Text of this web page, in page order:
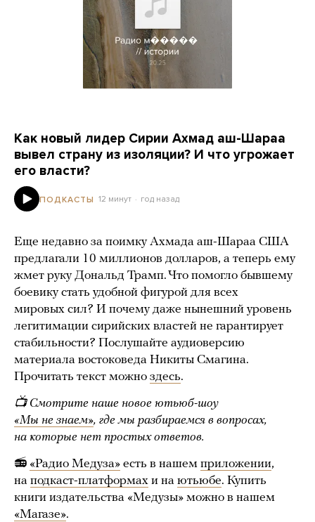
Как новый лидер Сирии Ахмад аш-Шараа
вывел страну из изоляции? И что угрожает
его власти?
ПОДКАСТЫ 12 минут год назад
Еще недавно за поимку Ахмада аш-Шараа США
предлагали 10 миллионов долларов, а теперь ему
жмет руку Дональд Трамп. Что помогло бывшему
боевику стать удобной фигурой для всех
мировых сил? И почему даже нынешний уровень
легитимации сирийских властей не гарантирует
стабильности? Послушайте аудиоверсию
материала востоковеда Никиты Смагина.
Прочитать текст можно здесь.
📺 Смотрите наше новое ютьюб-шоу
«Мы не знаем», где мы разбираемся в вопросах,
на которые нет простых ответов.
📻 «Радио Медуза» есть в нашем приложении,
на подкаст-платформах и на ютьюбе. Купить
книги издательства «Медузы» можно в нашем
«Магазе».